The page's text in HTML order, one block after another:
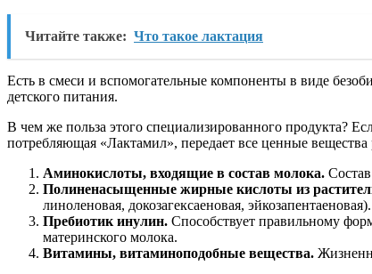
Читайте также: Что такое лактация
Есть в смеси и вспомогательные компоненты в виде
детского питания.
В чем же польза этого специализированного продукта?
потребляющая «Лактамил», передает все ценные
Аминокислоты, входящие в состав молока.
Полиненасыщенные жирные кислоты из
линоленовая, докозагексаеновая, эйкозапентаеновая).
Пребиотик инулин. Способствует правильному
материнского молока.
Витамины, витаминоподобные вещества.